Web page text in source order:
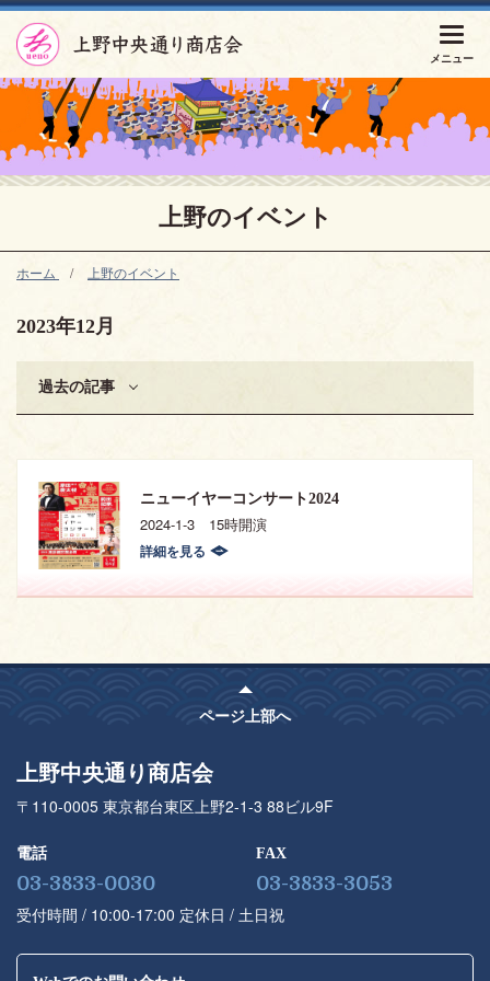
上野のイベント
ホーム 上野のイベント
2023年12月
過去の記事
ニューイヤーコンサート2024
2024-1-3 15時開演
詳細を見る
ページ上部へ
上野中央通り商店会
〒110-0005 東京都台東区上野2-1-3 88ビル9F
電話
03-3833-0030
FAX
03-3833-3053
受付時間 / 10:00-17:00 定休⽇ / ⼟⽇祝